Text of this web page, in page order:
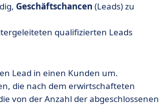
Geschäftschancen (Leads) zu
qualifizierten Leads
Lead in einen Kunden um.
die nach dem erwirtschafteten
von der Anzahl der abgeschlossenen